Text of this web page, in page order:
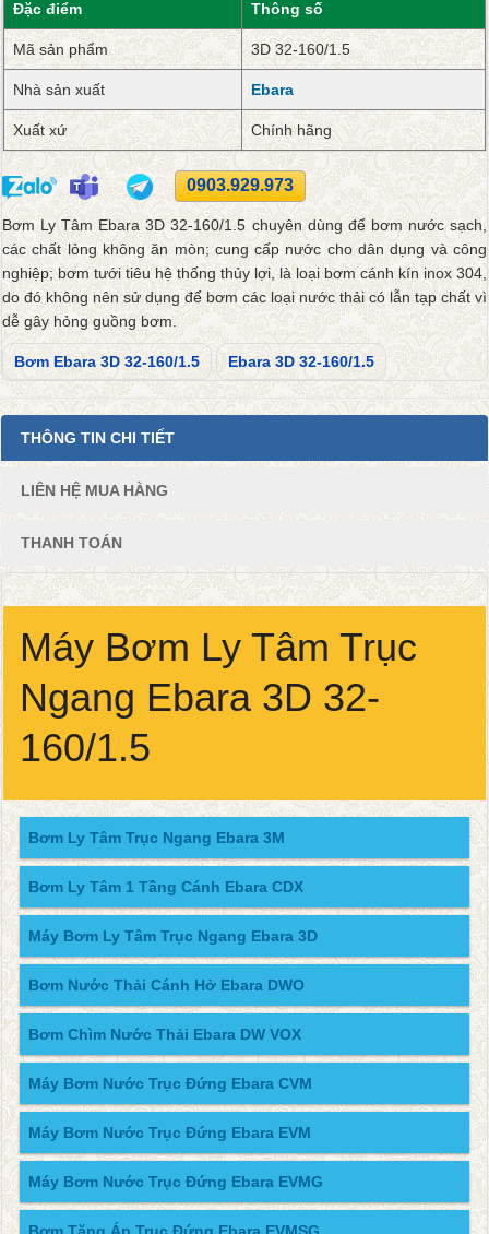
Đặc điểm Thông số
Mã sản phẩm 3D 32-160/1.5
Nhà sản xuất Ebara
Xuất xứ Chính hãng
0903.929.973
Bơm Ly Tâm Ebara 3D 32-160/1.5 chuyên dùng để bơm nước sạch,
các chất lỏng không ăn mòn; cung cấp nước cho dân dụng và công
nghiệp; bơm tưới tiêu hệ thống thủy lợi, là loại bơm cánh kín inox 304,
do đó không nên sử dụng để bơm các loại nước thải có lẫn tạp chất vì
dễ gây hỏng guồng bơm.
Bơm Ebara 3D 32-160/1.5 Ebara 3D 32-160/1.5
THÔNG TIN CHI TIẾT
LIÊN HỆ MUA HÀNG
THANH TOÁN
Máy Bơm Ly Tâm Trục
Ngang Ebara 3D 32-
160/1.5
Bơm Ly Tâm Trục Ngang Ebara 3M
Bơm Ly Tâm 1 Tầng Cánh Ebara CDX
Máy Bơm Ly Tâm Trục Ngang Ebara 3D
Bơm Nước Thải Cánh Hở Ebara DWO
Bơm Chìm Nước Thải Ebara DW VOX
Máy Bơm Nước Trục Đứng Ebara CVM
Máy Bơm Nước Trục Đứng Ebara EVM
Máy Bơm Nước Trục Đứng Ebara EVMG